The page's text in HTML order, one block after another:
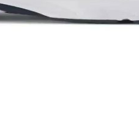
odaklanın.